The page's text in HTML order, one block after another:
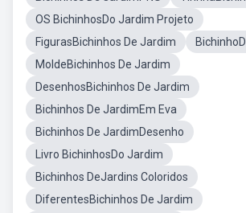
OS BichinhosDo Jardim Projeto
FigurasBichinhos De Jardim
MoldeBichinhos De Jardim
DesenhosBichinhos De Jardim
Bichinhos De JardimEm Eva
Bichinhos De JardimDesenho
Livro BichinhosDo Jardim
Bichinhos DeJardins Coloridos
DiferentesBichinhos De Jardim